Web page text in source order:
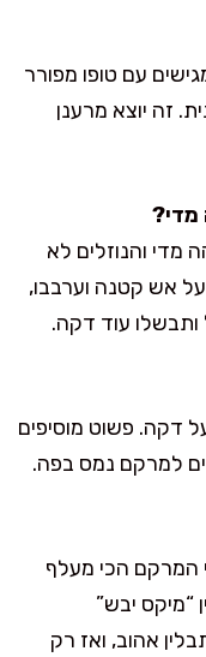
עם טופו מפורר
זה יוצא מרענן
מדי והנוזלים לא
אש קטנה וערבבו,
ותבשלו עוד דקה.
דקה. פשוט מוסיפים
המרקם הכי מעלף
“מיקס יבש”
אהוב, ואז רק